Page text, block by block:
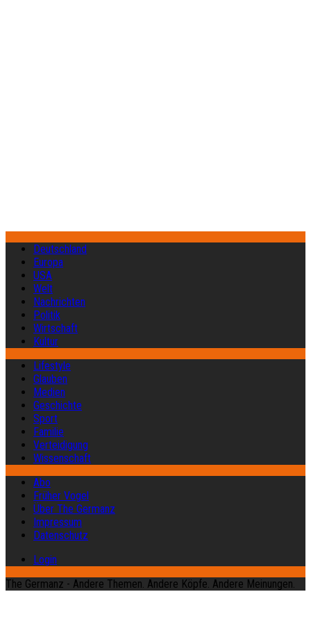
Deutschland
Europa
USA
Welt
Nachrichten
Politik
Wirtschaft
Kultur
Lifestyle
Glauben
Medien
Geschichte
Sport
Familie
Verteidigung
Wissenschaft
Abo
Früher Vogel
Über The Germanz
Impressum
Datenschutz
Login
The Germanz - Andere Themen. Andere Köpfe. Andere Meinungen.